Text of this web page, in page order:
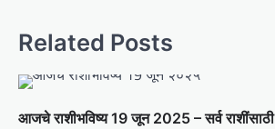
n
a
Related Posts
आजचे राशीभविष्य 19 जून 2025 – सर्व राशींसाठी